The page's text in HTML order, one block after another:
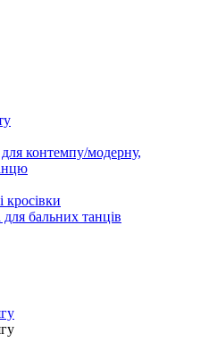
контемпу/модерну,
кросівки
бальних танців